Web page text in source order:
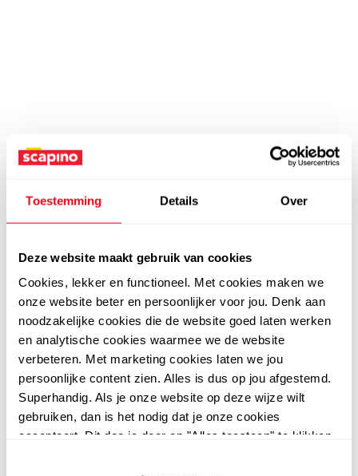
Toestemming Details Over
Deze website maakt gebruik van cookies
Cookies, lekker en functioneel. Met cookies maken we
onze website beter en persoonlijker voor jou. Denk aan
noodzakelijke cookies die de website goed laten werken
en analytische cookies waarmee we de website
verbeteren. Met marketing cookies laten we jou
persoonlijke content zien. Alles is dus op jou afgestemd.
Superhandig. Als je onze website op deze wijze wilt
gebruiken, dan is het nodig dat je onze cookies
accepteert. Dit doe je door op "Alles toestaan" te klikken.